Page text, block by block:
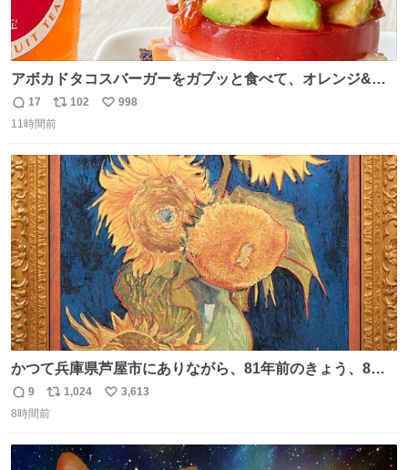
アボカドタコスバーガーをガブッと食べて、オレンジ&パ
ッションフルーツティーをグビッと飲んで、またアボカド
タコスバーガーをガブッと食べて、またオレンジ＆パッシ
返
信
17
リ
ポ
ト
数
102
い
数
998
11時間前
かつて兵庫県芦屋市にありながら、81年前のきょう、8月6
日の阪神大空襲の折に残念ながら焼失した、 #ゴッホ の幻
の「 #ヒマワリ 」。 当館は、東京都にある武者小路実篤記
り陶板で原寸大に再現し、2014年より展示しています。 #
返
信
9
リ
ポ
ト
1,024
い
数
3,613
8時間前